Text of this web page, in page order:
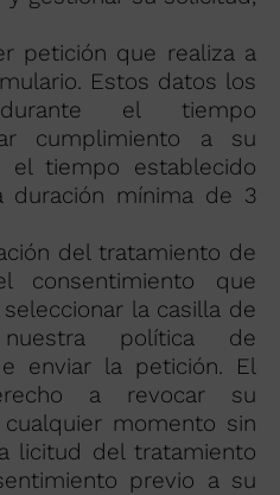
petición que realiza a
Estos datos los
durante el tiempo
cumplimiento a su
el tiempo establecido
mínima de 3
del tratamiento de
consentimiento que
la casilla de
política de
enviar la petición. El
a revocar su
momento sin
licitud del tratamiento
previo a su